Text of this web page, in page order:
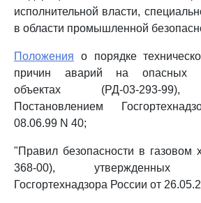
исполнительной власти,
в области промышленной
Положения о порядке
причин аварий на опасных
объектах (РД-03-293-99),
Постановлением
08.06.99 N 40;
"Правил безопасности в газовом
368-00), утвержденных
Госгортехнадзора России от